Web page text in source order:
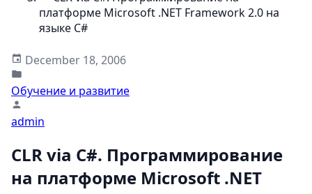
платформе Microsoft .NET Framework 2.0 на
языке C#
December 18, 2006
Обучение и развитие
admin
CLR via C#. Программирование
на платформе Microsoft .NET